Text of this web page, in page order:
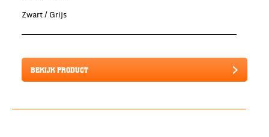
Zwart / Grijs
BEKIJK PRODUCT